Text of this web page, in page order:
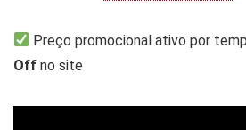
Preço promocional ativo por
Off no site